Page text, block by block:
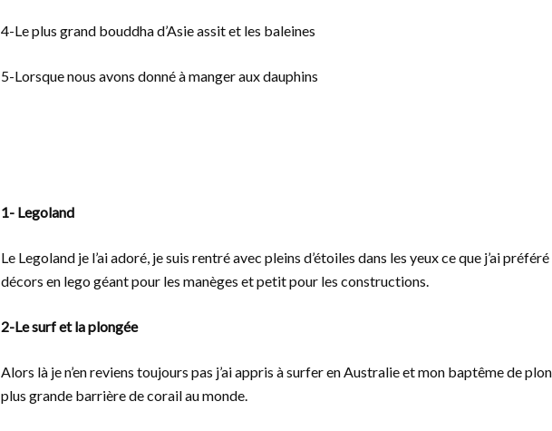
4-Le plus grand bouddha d’Asie assit et les baleines
5-Lorsque nous avons donné à manger aux dauphins
1- Legoland
Le Legoland je l’ai adoré, je suis rentré avec pleins d’étoiles dans les yeux ce que j’ai
décors en lego géant pour les manèges et petit pour les constructions.
2-Le surf et la plongée
Alors là je n’en reviens toujours pas j’ai appris à surfer en Australie et mon baptême de
plus grande barrière de corail au monde.